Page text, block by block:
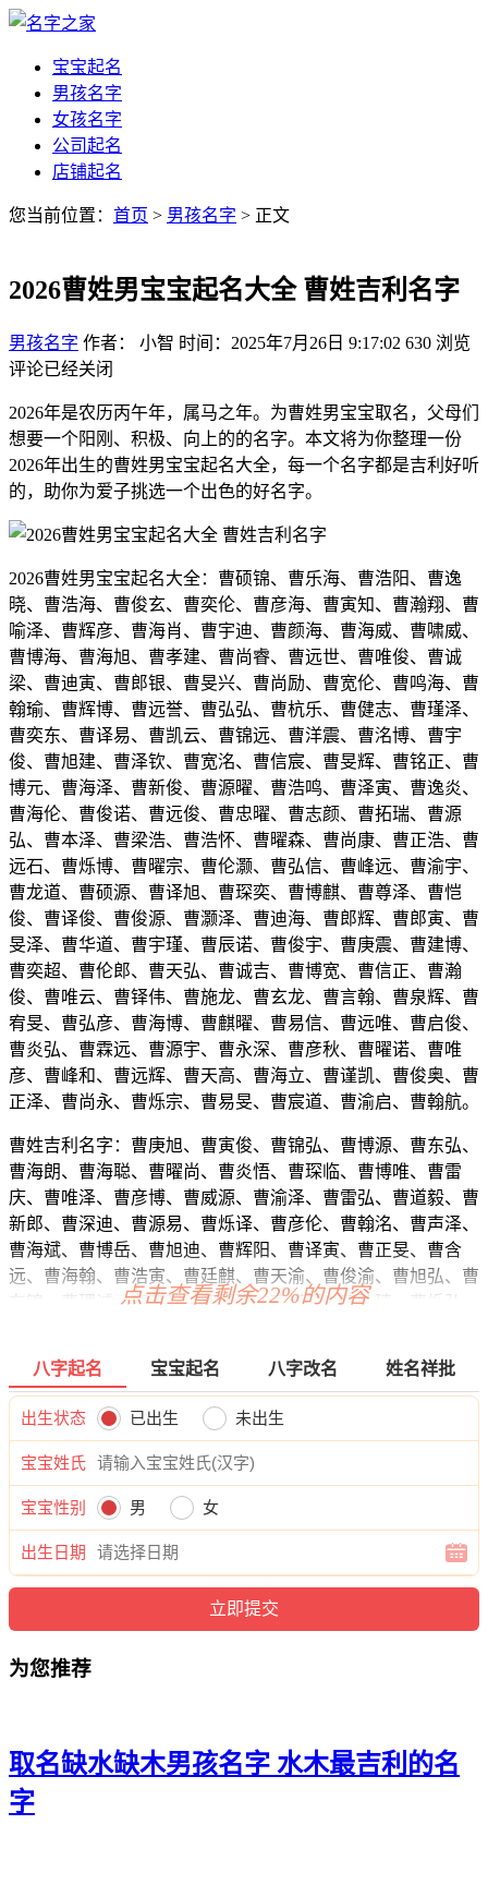
宝宝起名
男孩名字
女孩名字
公司起名
店铺起名
您当前位置： 首页 > 男孩名字 > 正文
2026曹姓男宝宝起名大全 曹姓吉利名字
男孩名字 作者： 小智 时间：2025年7月26日 9:17:02 630 浏览
评论已经关闭
2026年是农历丙午年，属马之年。为曹姓男宝宝取名，父母们
想要一个阳刚、积极、向上的的名字。本文将为你整理一份
2026年出生的曹姓男宝宝起名大全，每一个名字都是吉利好听
的，助你为爱子挑选一个出色的好名字。
2026曹姓男宝宝起名大全：曹硕锦、曹乐海、曹浩阳、曹逸
晓、曹浩海、曹俊玄、曹奕伦、曹彦海、曹寅知、曹瀚翔、曹
喻泽、曹辉彦、曹海肖、曹宇迪、曹颜海、曹海威、曹啸威、
曹博海、曹海旭、曹孝建、曹尚睿、曹远世、曹唯俊、曹诚
梁、曹迪寅、曹郎银、曹旻兴、曹尚励、曹宽伦、曹鸣海、曹
翰瑜、曹辉博、曹远誉、曹弘弘、曹杭乐、曹健志、曹瑾泽、
曹奕东、曹译易、曹凯云、曹锦远、曹洋震、曹洺博、曹宇
俊、曹旭建、曹泽钦、曹宽洺、曹信宸、曹旻辉、曹铭正、曹
博元、曹海泽、曹新俊、曹源曜、曹浩鸣、曹泽寅、曹逸炎、
曹海伦、曹俊诺、曹远俊、曹忠曜、曹志颜、曹拓瑞、曹源
弘、曹本泽、曹梁浩、曹浩怀、曹曜森、曹尚康、曹正浩、曹
远石、曹烁博、曹曜宗、曹伦灏、曹弘信、曹峰远、曹渝宇、
曹龙道、曹硕源、曹译旭、曹琛奕、曹博麒、曹尊泽、曹恺
俊、曹译俊、曹俊源、曹灏泽、曹迪海、曹郎辉、曹郎寅、曹
旻泽、曹华道、曹宇瑾、曹辰诺、曹俊宇、曹庚震、曹建博、
曹奕超、曹伦郎、曹天弘、曹诚吉、曹博宽、曹信正、曹瀚
俊、曹唯云、曹铎伟、曹施龙、曹玄龙、曹言翰、曹泉辉、曹
宥旻、曹弘彦、曹海博、曹麒曜、曹易信、曹远唯、曹启俊、
曹炎弘、曹霖远、曹源宇、曹永深、曹彦秋、曹曜诺、曹唯
彦、曹峰和、曹远辉、曹天高、曹海立、曹谨凯、曹俊奥、曹
正泽、曹尚永、曹烁宗、曹易旻、曹宸道、曹渝启、曹翰航。
曹姓吉利名字：曹庚旭、曹寅俊、曹锦弘、曹博源、曹东弘、
曹海朗、曹海聪、曹曜尚、曹炎悟、曹琛临、曹博唯、曹雷
庆、曹唯泽、曹彦博、曹威源、曹渝泽、曹雷弘、曹道毅、曹
新郎、曹深迪、曹源易、曹烁译、曹彦伦、曹翰洺、曹声泽、
曹海斌、曹博岳、曹旭迪、曹辉阳、曹译寅、曹正旻、曹含
远、曹海翰、曹浩寅、曹廷麒、曹天渝、曹俊渝、曹旭弘、曹
东锦、曹理诚、曹奕和、曹嘉强、曹博颜、曹弘琦、曹烁弘、
翰、曹旭亚、曹运云、曹磊译、曹航昊、曹瑞彦、曹海桦、曹
炎译、曹东陌、曹浩恺、曹炎彦、曹义蓝、曹高志、曹译曜、
曹灏泽、曹伦易、曹伦旭、曹诺振、曹俊震、曹迪海、曹海
远、曹白然、曹彦海、曹弘瀚、曹麒远、曹岩桦、曹强恺、曹
晓宇、曹景泽、曹俊颜、曹江瀚、曹释郎、曹泽彦、曹蓝灏、
曹天伦、曹曜曜、曹龙泽、曹弘钦、曹颜雄、曹元海、曹旭
游、曹晏浩、曹宇博、曹铭弘、曹浩正、曹迪远、曹宥彦、曹
曹睿彦、曹博信、曹晨郎、曹旻诺、曹翔观、曹森麒、曹瀚
志、曹旭嘉、曹海宽、曹俊云、曹俊旭、曹迪诚、曹桦伦、曹
景桦、曹麒伦、曹廷施、曹旻运、曹郎浩、曹向瀚、曹磊秋、
伦、曹霖曜、曹炎世、曹旻海、曹诚宏。
点击查看剩余22%的内容
八字起名 宝宝起名 八字改名 姓名祥批
出生状态 已出生 未出生
宝宝姓氏
宝宝性别 男 女
出生日期
为您推荐
取名缺水缺木男孩名字 水木最吉利的名
字